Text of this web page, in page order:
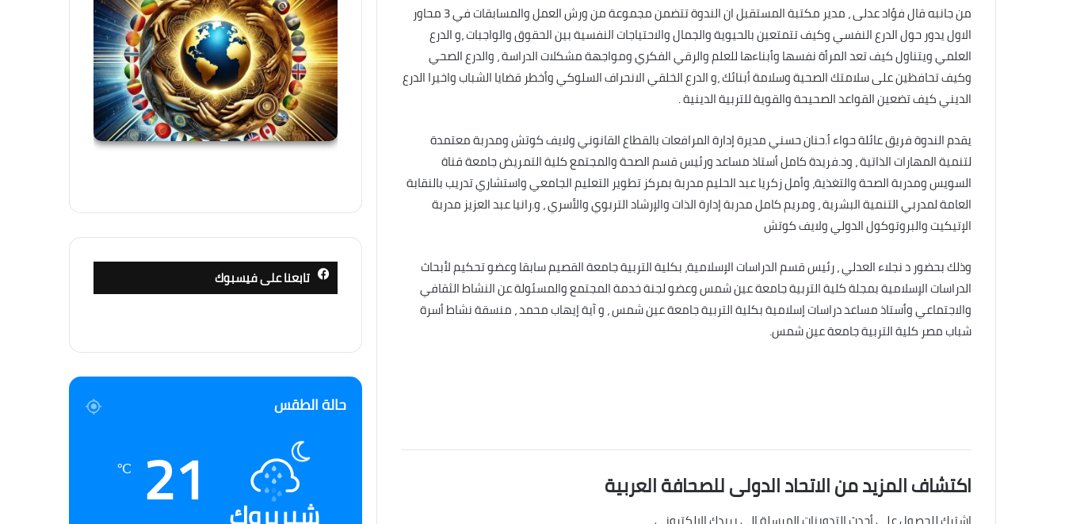
من جانبه قال فؤاد عدلى ، مدير مكتبة المستقبل ان الندوة تتضمن مجموعة من ورش العمل والمسابقات في 3 محاور
الاول يدور حول الدرع النفسي وكيف تتمتعين بالحيوية والجمال والاحتياجات النفسية بين الحقوق والواجبات ،و الدرع
العلمي ويتناول كيف تعد المرأة نفسها وأبناءها للعلم والرقي الفكري ومواجهة مشكلات الدراسة ، والدرع الصحي
وكيف تحافظين على سلامتك الصحية وسلامة أبنائك ،و الدرع الخلقي الانحراف السلوكي وأخطر قضايا الشباب واخيرا الدرع
الديني كيف تضعين القواعد الصحيحة والقوية للتربية الدينية .
يقدم الندوة فريق عائلة حواء أ.حنان حسني مديرة إدارة المرافعات بالقطاع القانوني ولايف كوتش ومدربة معتمدة
لتنمية المهارات الذاتية ، ود.فريدة كامل أستاذ مساعد ورئيس قسم الصحة والمجتمع كلية التمريض جامعة قناة
السويس ومدربة الصحة والتغذية، وأمل زكريا عبد الحليم مدربة بمركز تطوير التعليم الجامعي واستشاري تدريب بالنقابة
العامة لمدربي التنمية البشرية ، ومريم كامل مدربة إدارة الذات والإرشاد التربوي والأسري ، و.رانيا عبد العزيز مدربة
الإتيكيت والبروتوكول الدولي ولايف كوتش
وذلك بحضور د نجلاء العدلي ، رئيس قسم الدراسات الإسلامية، بكلية التربية جامعة القصيم سابقا وعضو تحكيم لأبحاث
الدراسات الإسلامية بمجلة كلية التربية جامعة عين شمس وعضو لجنة خدمة المجتمع والمسئولة عن النشاط الثقافي
والاجتماعي وأستاذ مساعد دراسات إسلامية بكلية التربية جامعة عين شمس ، و آية إيهاب محمد ، منسقة نشاط أسرة
شباب مصر كلية التربية جامعة عين شمس.
اكتشاف المزيد من الاتحاد الدولى للصحافة العربية
تابعنا على فيسبوك
حالة الطقس
21
℃